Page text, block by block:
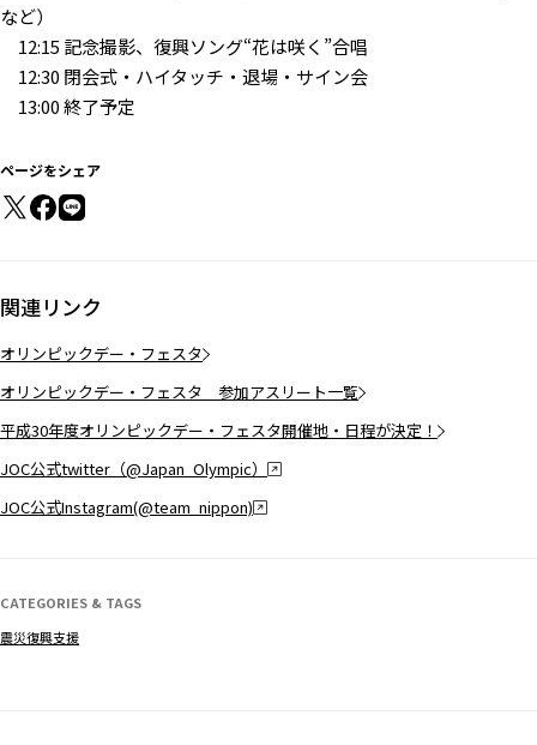
など）
12:15 記念撮影、復興ソング“花は咲く”合唱
12:30 閉会式・ハイタッチ・退場・サイン会
13:00 終了予定
ページをシェア
関連リンク
オリンピックデー・フェスタ
オリンピックデー・フェスタ 参加アスリート一覧
平成30年度オリンピックデー・フェスタ開催地・日程が決定！
JOC公式twitter（@Japan_Olympic）
JOC公式Instagram(@team_nippon)
CATEGORIES & TAGS
震災復興支援